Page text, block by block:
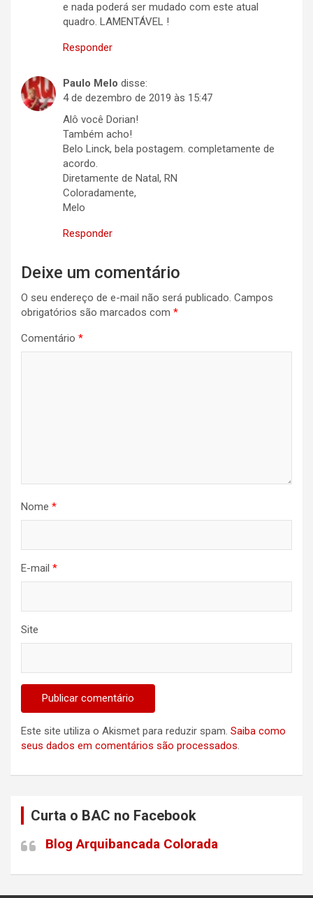
e nada poderá ser mudado com este atual
quadro. LAMENTÁVEL !
Responder
Paulo Melo disse:
4 de dezembro de 2019 às 15:47
Alô você Dorian!
Também acho!
Belo Linck, bela postagem. completamente de
acordo.
Diretamente de Natal, RN
Coloradamente,
Melo
Responder
Deixe um comentário
O seu endereço de e-mail não será publicado. Campos
obrigatórios são marcados com *
Comentário *
Nome *
E-mail *
Site
Este site utiliza o Akismet para reduzir spam. Saiba como
seus dados em comentários são processados.
Curta o BAC no Facebook
Blog Arquibancada Colorada